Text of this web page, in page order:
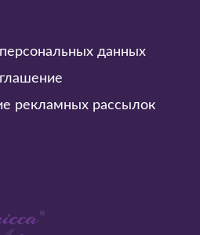
данных
рекламных рассылок